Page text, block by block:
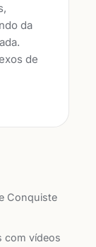
da
de
Conquiste
com vídeos